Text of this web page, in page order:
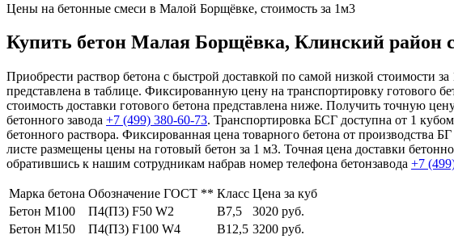
Цены на бетонные смеси в Малой Борщёвке, стоимость за 1м3
Купить бетон Малая Борщёвка, Клинский район
Приобрести раствор бетона с быстрой доставкой по самой низкой стоимости
представлена в таблице. Фиксированную цену на транспортировку готового
стоимость доставки готового бетона представлена ниже. Получить точную
бетонного завода +7 (499) 380-60-73. Транспортировка БСГ доступна от 1
бетонного раствора. Фиксированная цена товарного бетона от производства
листе размещены цены на готовый бетон за 1 м3. Точная цена доставки
обратившись к нашим сотрудникам набрав номер телефона бетонзавода +7
Марка бетона Обозначение ГОСТ ** Класс Цена за куб
Бетон М100
П4(П3) F50 W2 В7,5
3020 руб.
Бетон М150
П4(П3) F100 W4 В12,5 3200 руб.